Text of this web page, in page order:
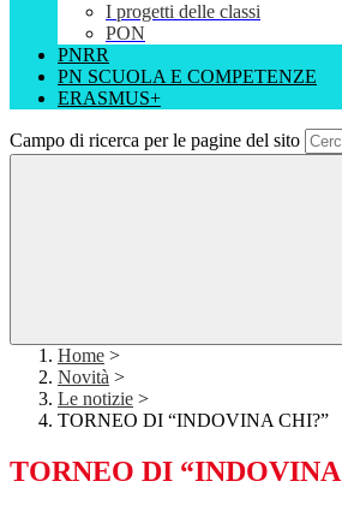
I progetti delle classi
PON
PNRR
PN SCUOLA E COMPETENZE
ERASMUS+
Campo di ricerca per le pagine del sito
Home >
Novità >
Le notizie >
TORNEO DI “INDOVINA CHI?”
TORNEO DI